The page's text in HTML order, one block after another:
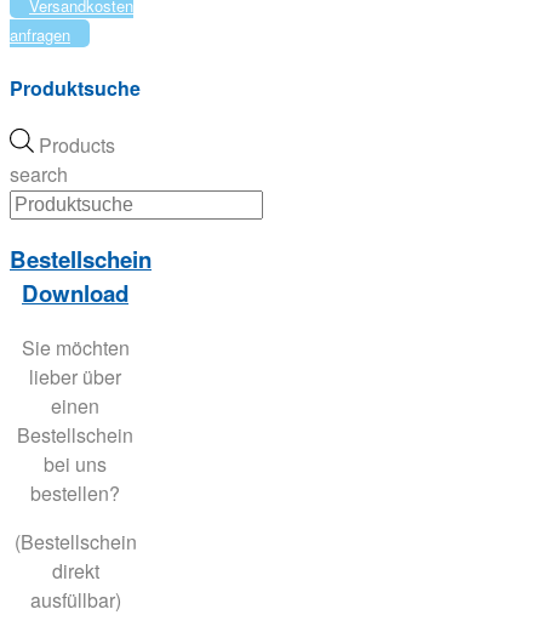
Versandkosten
anfragen
Produktsuche
Products
search
Bestellschein
Download
Sie möchten
lieber über
einen
Bestellschein
bei uns
bestellen?
(Bestellschein
direkt
ausfüllbar)